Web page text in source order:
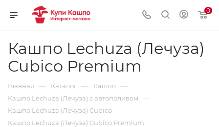
0
Кашпо Lechuza (Лечуза)
Cubico Premium
Главная — Каталог — Кашпо —
Кашпо Lechuza (Лечуза) с автополивом —
Кашпо Lechuza (Лечуза) Cubico —
Кашпо Lechuza (Лечуза) Cubico Premium